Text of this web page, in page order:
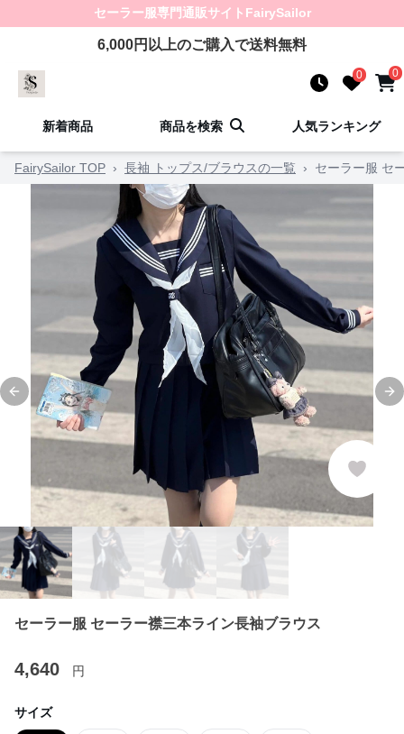
セーラー服専門通販サイト FairySailor
6,000円以上のご購入で送料無料
0 0
新着商品 商品を検索 人気ランキング
FairySailor TOP › 長袖 トップス/ブラウスの一覧 › セーラー服 セ
Previous slide
セーラー服 セーラー襟三本ライン長袖ブラウス
4,640 円
サイズ